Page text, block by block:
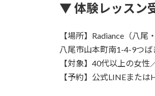
▼ 体験レッスン
【場所】Radiance（八尾
八尾市山本町南1-4-9つ
【対象】40代以上の女
【予約】公式LINEまた